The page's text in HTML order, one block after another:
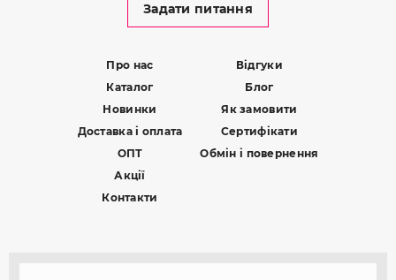
Задати питання
Про нас
Каталог
Новинки
Доставка і оплата
ОПТ
Акції
Контакти
Відгуки
Блог
Як замовити
Сертифікати
Обмін і повернення